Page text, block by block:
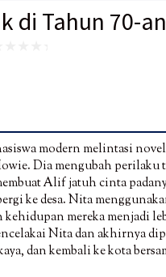
di Tahun 70-
modern melintasi
Dia mengubah perilaku
Alif jatuh cinta
ke desa. Nita
mereka menjadi
Nita dan akhirnya
dan kembali ke kota